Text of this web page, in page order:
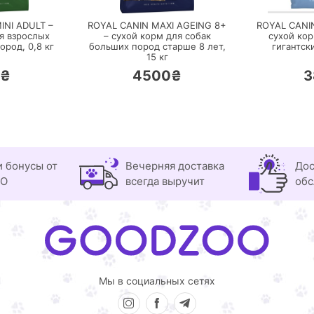
ADULT –
взрослых
0,8 кг
ROYAL CANIN MAXI AGEING 8+
– сухой корм для собак
больших пород старше 8 лет,
15 кг
4500₴
ROYAL
сухой
бонусы от
Вечерняя доставка
всегда выручит
Мы в социальных сетях